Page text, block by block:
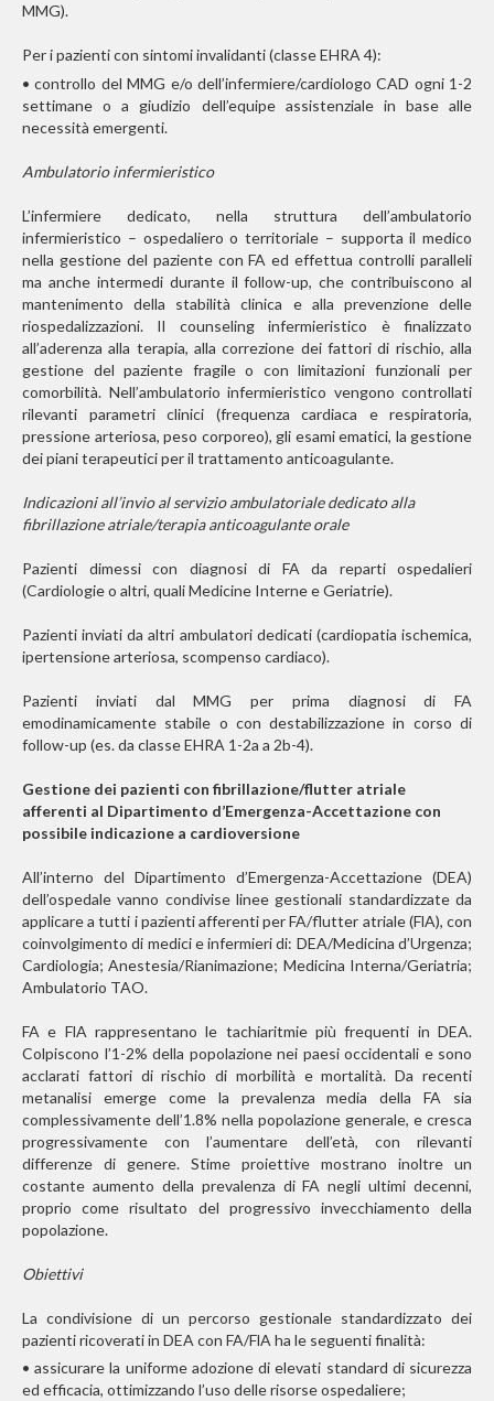
MMG).
Per i pazienti con sintomi invalidanti (classe EHRA 4):
• controllo del MMG e/o dell’infermiere/cardiologo CAD ogni 1-2
settimane o a giudizio dell’equipe assistenziale in base alle
necessità emergenti.
Ambulatorio infermieristico
L’infermiere dedicato, nella struttura dell’ambulatorio
infermieristico – ospedaliero o territoriale – supporta il medico
nella gestione del paziente con FA ed effettua controlli paralleli
ma anche intermedi durante il follow-up, che contribuiscono al
mantenimento della stabilità clinica e alla prevenzione delle
riospedalizzazioni. Il counseling infermieristico è finalizzato
all’aderenza alla terapia, alla correzione dei fattori di rischio, alla
gestione del paziente fragile o con limitazioni funzionali per
comorbilità. Nell’ambulatorio infermieristico vengono controllati
rilevanti parametri clinici (frequenza cardiaca e respiratoria,
pressione arteriosa, peso corporeo), gli esami ematici, la gestione
dei piani terapeutici per il trattamento anticoagulante.
Indicazioni all’invio al servizio ambulatoriale dedicato alla
fibrillazione atriale/terapia anticoagulante orale
Pazienti dimessi con diagnosi di FA da reparti ospedalieri
(Cardiologie o altri, quali Medicine Interne e Geriatrie).
Pazienti inviati da altri ambulatori dedicati (cardiopatia ischemica,
ipertensione arteriosa, scompenso cardiaco).
Pazienti inviati dal MMG per prima diagnosi di FA
emodinamicamente stabile o con destabilizzazione in corso di
follow-up (es. da classe EHRA 1-2a a 2b-4).
Gestione dei pazienti con fibrillazione/flutter atriale
afferenti al Dipartimento d’Emergenza-Accettazione con
possibile indicazione a cardioversione
All’interno del Dipartimento d’Emergenza-Accettazione (DEA)
dell’ospedale vanno condivise linee gestionali standardizzate da
applicare a tutti i pazienti afferenti per FA/flutter atriale (FlA), con
coinvolgimento di medici e infermieri di: DEA/Medicina d’Urgenza;
Cardiologia; Anestesia/Rianimazione; Medicina Interna/Geriatria;
Ambulatorio TAO.
FA e FlA rappresentano le tachiaritmie più frequenti in DEA.
Colpiscono l’1-2% della popolazione nei paesi occidentali e sono
acclarati fattori di rischio di morbilità e mortalità. Da recenti
metanalisi emerge come la prevalenza media della FA sia
complessivamente dell’1.8% nella popolazione generale, e cresca
progressivamente con l’aumentare dell’età, con rilevanti
differenze di genere. Stime proiettive mostrano inoltre un
costante aumento della prevalenza di FA negli ultimi decenni,
proprio come risultato del progressivo invecchiamento della
popolazione.
Obiettivi
La condivisione di un percorso gestionale standardizzato dei
pazienti ricoverati in DEA con FA/FlA ha le seguenti finalità:
• assicurare la uniforme adozione di elevati standard di sicurezza
ed efficacia, ottimizzando l’uso delle risorse ospedaliere;